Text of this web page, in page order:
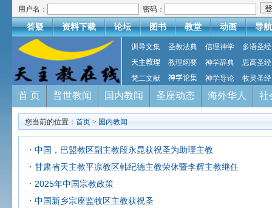
用户名： 密码：
答疑 资料下载 论坛 图书 教堂 动画 导航
训导文集 圣教法典 信理神学
多语圣经
天主教理
教理纲要 神学辞典
思高圣经
梵二文献
神学论集 神学导论 牧灵圣经
首 页 普世教闻 国内教闻 圣座动态 海外华人 社
您当前的位置： 首页 > 国内教闻
中国，巴盟教区副主教段永昆获祝圣为助理主教
甘肃省天主教平凉教区韩纪德主教荣休暨李辉主教继任
2025年中国宗教政策
中国新乡宗座监牧区主教获祝圣